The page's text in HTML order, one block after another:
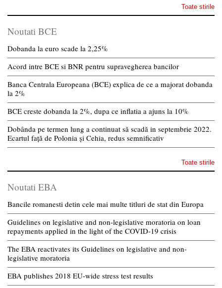
Toate stirile
Noutati BCE
Dobanda la euro scade la 2,25%
Acord intre BCE si BNR pentru supravegherea bancilor
Banca Centrala Europeana (BCE) explica de ce a majorat dobanda
la 2%
BCE creste dobanda la 2%, dupa ce inflatia a ajuns la 10%
Dobânda pe termen lung a continuat să scadă in septembrie 2022.
Ecartul față de Polonia și Cehia, redus semnificativ
Toate stirile
Noutati EBA
Bancile romanesti detin cele mai multe titluri de stat din Europa
Guidelines on legislative and non-legislative moratoria on loan
repayments applied in the light of the COVID-19 crisis
The EBA reactivates its Guidelines on legislative and non-
legislative moratoria
EBA publishes 2018 EU-wide stress test results